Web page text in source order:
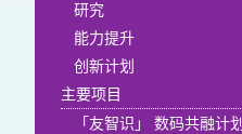
研究
能力提升
创新计划
主要项目
「友智识」 数码共融计划